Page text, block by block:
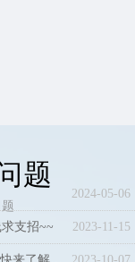
题
2024-05-06
2023-11-15
支招~~